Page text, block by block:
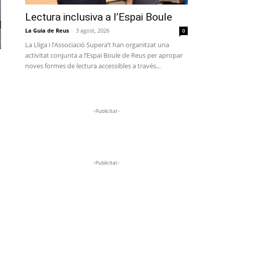
Lectura inclusiva a l’Espai Boule
La Guia de Reus - 3 agost, 2026 0
La Lliga i l’Associació Supera’t han organitzat una
activitat conjunta a l’Espai Boule de Reus per apropar
noves formes de lectura accessibles a través...
-Publicitat-
-Publicitat-